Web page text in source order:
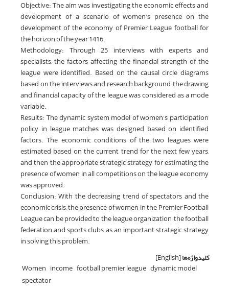
Objective: The aim was investigating the economic effects and
development of a scenario of women's presence on the
development of the economy of Premier League football for
the horizon of the year 1416.
Methodology: Through 25 interviews with experts and
specialists, the factors affecting the financial strength of the
league were identified. Based on the causal circle diagrams
based on the interviews and research background, the drawing
and financial capacity of the league was considered as a mode
variable.
Results: The dynamic system model of women's participation
policy in league matches was designed based on identified
factors. The economic conditions of the two leagues were
estimated based on the current trend for the next few years,
and then the appropriate strategic strategy for estimating the
presence of women in all competitions on the league economy
was approved.
Conclusion: With the decreasing trend of spectators and the
economic crisis, the presence of women in the Premier Football
League can be provided to the league organization, the football
federation and sports clubs as an important strategic strategy
in solving this problem.
کلیدواژه‌ها[English]
Women income football premier league dynamic model
spectator